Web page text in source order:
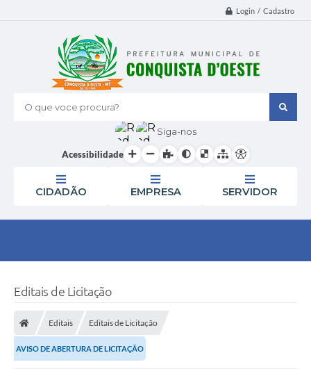
Login / Cadastro
O que voce procura?
Siga-nos
Acessibilidade
CIDADÃO EMPRESA SERVIDOR
Editais de Licitação
Editais Editais de Licitação
AVISO DE ABERTURA DE LICITAÇÃO